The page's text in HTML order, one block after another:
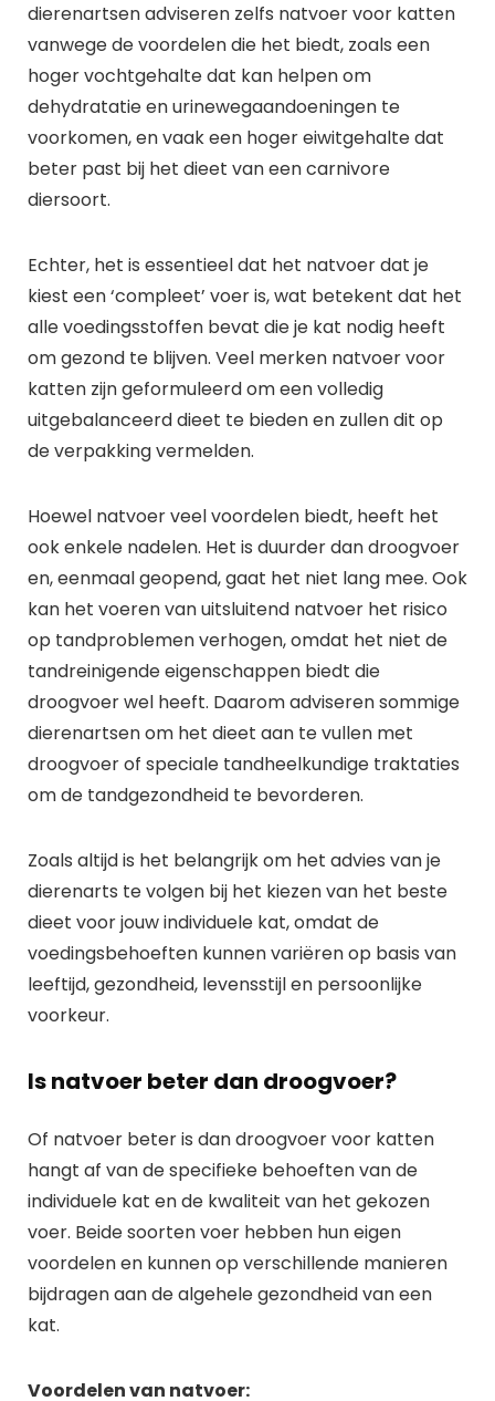
dierenartsen adviseren zelfs natvoer voor katten
vanwege de voordelen die het biedt, zoals een
hoger vochtgehalte dat kan helpen om
dehydratatie en urinewegaandoeningen te
voorkomen, en vaak een hoger eiwitgehalte dat
beter past bij het dieet van een carnivore
diersoort.
Echter, het is essentieel dat het natvoer dat je
kiest een ‘compleet’ voer is, wat betekent dat het
alle voedingsstoffen bevat die je kat nodig heeft
om gezond te blijven. Veel merken natvoer voor
katten zijn geformuleerd om een volledig
uitgebalanceerd dieet te bieden en zullen dit op
de verpakking vermelden.
Hoewel natvoer veel voordelen biedt, heeft het
ook enkele nadelen. Het is duurder dan droogvoer
en, eenmaal geopend, gaat het niet lang mee. Ook
kan het voeren van uitsluitend natvoer het risico
op tandproblemen verhogen, omdat het niet de
tandreinigende eigenschappen biedt die
droogvoer wel heeft. Daarom adviseren sommige
dierenartsen om het dieet aan te vullen met
droogvoer of speciale tandheelkundige traktaties
om de tandgezondheid te bevorderen.
Zoals altijd is het belangrijk om het advies van je
dierenarts te volgen bij het kiezen van het beste
dieet voor jouw individuele kat, omdat de
voedingsbehoeften kunnen variëren op basis van
leeftijd, gezondheid, levensstijl en persoonlijke
voorkeur.
Is natvoer beter dan droogvoer?
Of natvoer beter is dan droogvoer voor katten
hangt af van de specifieke behoeften van de
individuele kat en de kwaliteit van het gekozen
voer. Beide soorten voer hebben hun eigen
voordelen en kunnen op verschillende manieren
bijdragen aan de algehele gezondheid van een
kat.
Voordelen van natvoer: